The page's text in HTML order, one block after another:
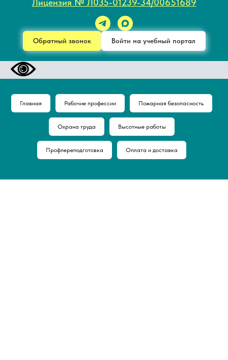
Обратный звонок Войти на учебный портал
Главная Рабочие профессии Пожарная безопасность
Охрана труда Высотные работы
Профпереподготовка Оплата и доставка